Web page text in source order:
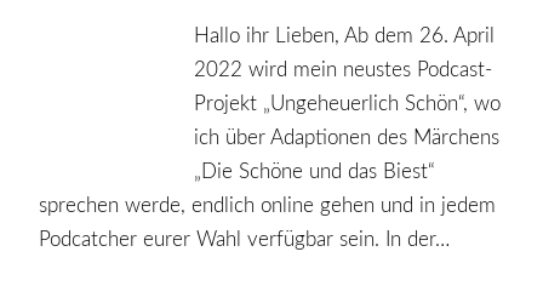
Hallo ihr Lieben, Ab dem 26. April
2022 wird mein neustes Podcast-
Projekt „Ungeheuerlich Schön“, wo
ich über Adaptionen des Märchens
„Die Schöne und das Biest“
sprechen werde, endlich online gehen und in jedem
Podcatcher eurer Wahl verfügbar sein. In der…